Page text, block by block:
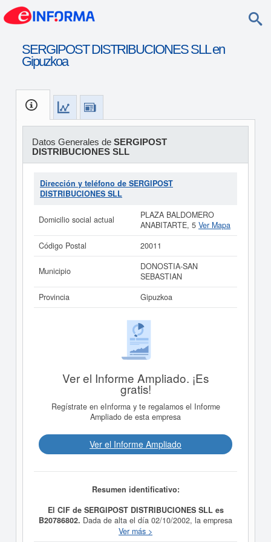
SERGIPOST DISTRIBUCIONES SLL en
Gipuzkoa
Datos Generales de SERGIPOST
DISTRIBUCIONES SLL
Dirección y teléfono de SERGIPOST
DISTRIBUCIONES SLL
Domicilio social actual
PLAZA BALDOMERO
ANABITARTE, 5 Ver Mapa
Código Postal
20011
Municipio
DONOSTIA-SAN
SEBASTIAN
Provincia
Gipuzkoa
Ver el Informe Ampliado. ¡Es
gratis!
Regístrate en eInforma y te regalamos el Informe
Ampliado de esta empresa
Ver el Informe Ampliado
Resumen identificativo:
El CIF de SERGIPOST DISTRIBUCIONES SLL es
B20786802. Dada de alta el día 02/10/2002, la empresa
SERGIPOST DISTRIBUCIONES SLL
Ver más >